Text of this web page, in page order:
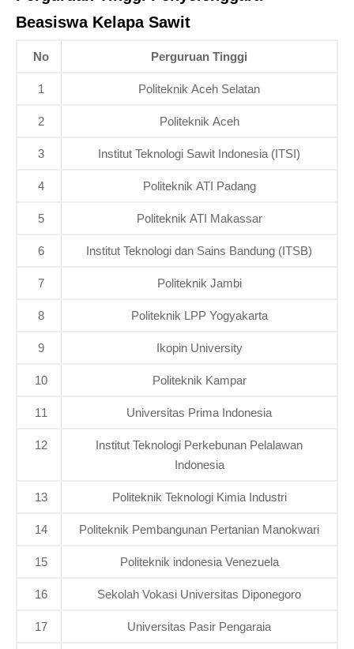
Beasiswa Kelapa Sawit
No Perguruan Tinggi
1 Politeknik Aceh Selatan
2 Politeknik Aceh
3 Institut Teknologi Sawit Indonesia (ITSI)
4 Politeknik ATI Padang
5 Politeknik ATI Makassar
6 Institut Teknologi dan Sains Bandung (ITSB)
7 Politeknik Jambi
8 Politeknik LPP Yogyakarta
9 Ikopin University
10 Politeknik Kampar
11 Universitas Prima Indonesia
12
Institut Teknologi Perkebunan Pelalawan
Indonesia
13 Politeknik Teknologi Kimia Industri
14 Politeknik Pembangunan Pertanian Manokwari
15 Politeknik indonesia Venezuela
16 Sekolah Vokasi Universitas Diponegoro
17 Universitas Pasir Pengaraia